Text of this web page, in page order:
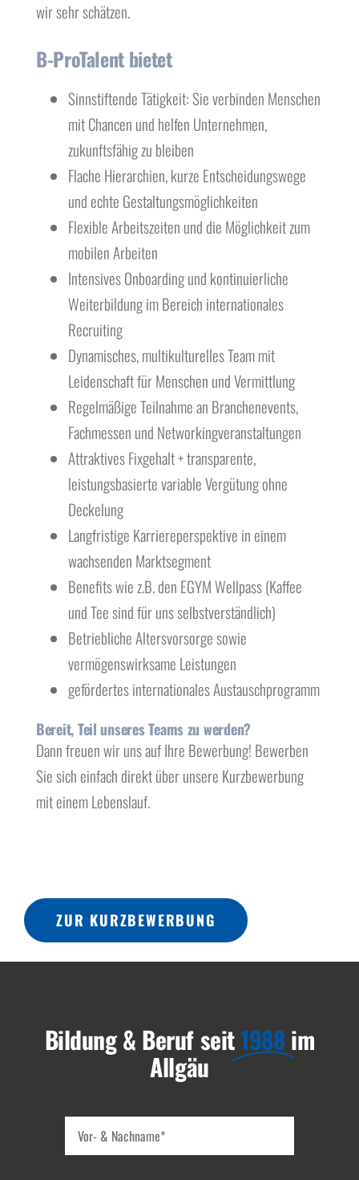
wir sehr schätzen.
B-ProTalent bietet
Sinnstiftende Tätigkeit: Sie verbinden Menschen
mit Chancen und helfen Unternehmen,
zukunftsfähig zu bleiben
Flache Hierarchien, kurze Entscheidungswege
und echte Gestaltungsmöglichkeiten
Flexible Arbeitszeiten und die Möglichkeit zum
mobilen Arbeiten
Intensives Onboarding und kontinuierliche
Weiterbildung im Bereich internationales
Recruiting
Dynamisches, multikulturelles Team mit
Leidenschaft für Menschen und Vermittlung
Regelmäßige Teilnahme an Branchenevents,
Fachmessen und Networkingveranstaltungen
Attraktives Fixgehalt + transparente,
leistungsbasierte variable Vergütung ohne
Deckelung
Langfristige Karriereperspektive in einem
wachsenden Marktsegment
Benefits wie z.B. den EGYM Wellpass (Kaffee
und Tee sind für uns selbstverständlich)
Betriebliche Altersvorsorge sowie
vermögenswirksame Leistungen
gefördertes internationales Austauschprogramm
Bereit, Teil unseres Teams zu werden?
Dann freuen wir uns auf Ihre Bewerbung! Bewerben
Sie sich einfach direkt über unsere Kurzbewerbung
mit einem Lebenslauf.
ZUR KURZBEWERBUNG
Bildung & Beruf seit1988im
Allgäu